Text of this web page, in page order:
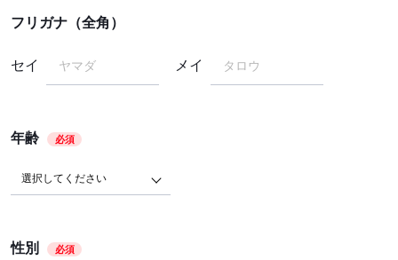
フリガナ（全角）
セイ メイ
年齢 必須
選択してください
性別 必須